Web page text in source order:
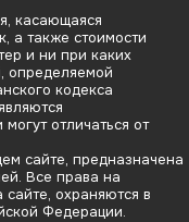
касающаяся
а также стоимости
и ни при каких
определяемой
кодекса
отличаться от
сайте, предназначена
Все права на
охраняются в
Федерации.